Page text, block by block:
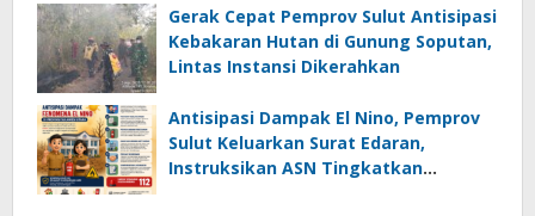
Gerak Cepat Pemprov Sulut Antisipasi
Kebakaran Hutan di Gunung Soputan,
Lintas Instansi Dikerahkan
Antisipasi Dampak El Nino, Pemprov
Sulut Keluarkan Surat Edaran,
Instruksikan ASN Tingkatkan